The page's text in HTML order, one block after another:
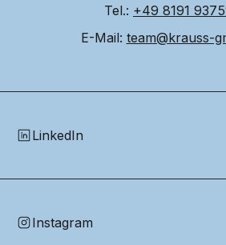
Tel.: +49 8191
E-Mail: team@krauss-
LinkedIn
Instagram